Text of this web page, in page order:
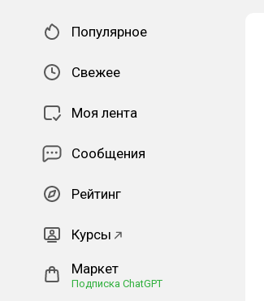
Популярное
Свежее
Моя лента
Сообщения
Рейтинг
Курсы
Маркет
Подписка ChatGPT